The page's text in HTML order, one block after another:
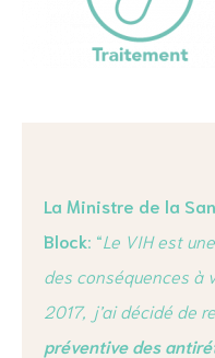
La Ministre de la
Block: “Le VIH est
des conséquences à
2017, j’ai décidé de
préventive des